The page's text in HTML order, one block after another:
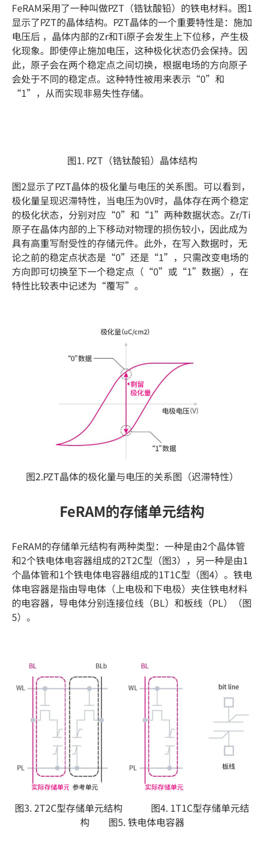
FeRAM采用了一种叫做PZT（锆钛酸铅）的铁电材料。图1
显示了PZT的晶体结构。PZT晶体的一个重要特性是：施加
电压后 ，晶体内部的Zr和Ti原子会发生上下位移，产生极
化现象。即使停止施加电压，这种极化状态仍会保持。因
此，原子会在两个稳定点之间切换，根据电场的方向原子
会处于不同的稳定点。这种特性被用来表示“0”和
“1”，从而实现非易失性存储。
图1. PZT（锆钛酸铅）晶体结构
图2显示了PZT晶体的极化量与电压的关系图。可以看到，
极化量呈现迟滞特性，当电压为0V时，晶体存在两个稳定
的极化状态，分别对应“0”和“1”两种数据状态。Zr/Ti
原子在晶体内部的上下移动对物理的损伤较小，因此成为
具有高重写耐受性的存储元件。此外，在写入数据时，无
论之前的稳定点状态是“0”还是“1”，只需改变电场的
方向即可切换至下一个稳定点（“0”或“1”数据），在
特性比较表中记述为“覆写”。
图2.PZT晶体的极化量与电压的关系图（迟滞特性）
FeRAM的存储单元结构
FeRAM的存储单元结构有两种类型：一种是由2个晶体管
和2个铁电体电容器组成的2T2C型（图3），另一种是由1
个晶体管和1个铁电体电容器组成的1T1C型（图4）。铁电
体电容器是指由导电体（上电极和下电极）夹住铁电材料
的电容器，导电体分别连接位线（BL）和板线（PL）（图
5）。
图3. 2T2C型存储单元结构 图4. 1T1C型存储单元结
构 图5. 铁电体电容器